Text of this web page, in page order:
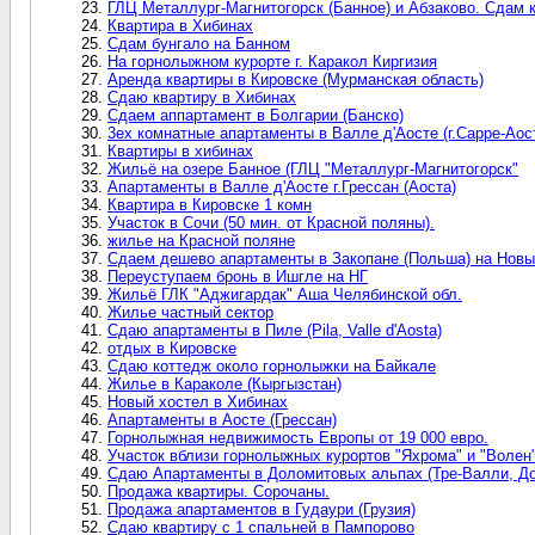
ГЛЦ Металлург-Магнитогорск (Банное) и Абзаково. Сдам
Квартира в Хибинах
Сдам бунгало на Банном
На горнолыжном курорте г. Каракол Киргизия
Аренда квартиры в Кировске (Мурманская область)
Сдаю квартиру в Хибинах
Сдаем аппартамент в Болгарии (Банско)
3ех комнатные апартаменты в Валле д'Аосте (г.Сарре-
Квартиры в хибинах
Жильё на озере Банное (ГЛЦ "Металлург-Магнитогорск"
Апартаменты в Валле д'Аосте г.Грессан (Аоста)
Квартира в Кировске 1 комн
Участок в Сочи (50 мин. от Красной поляны).
жилье на Красной поляне
Сдаем дешево апартаменты в Закопане (Польша) на
Переуступаем бронь в Ишгле на НГ
Жильё ГЛК "Аджигардак" Аша Челябинской обл.
Жилье частный сектор
Сдаю апартаменты в Пиле (Pila, Valle d'Aosta)
отдых в Кировске
Сдаю коттедж около горнолыжки на Байкале
Жилье в Караколе (Кыргызстан)
Новый хостел в Хибинах
Апартаменты в Аосте (Грессан)
Горнолыжная недвижимость Европы от 19 000 евро.
Участок вблизи горнолыжных курортов "Яхрома" и
Сдаю Апартаменты в Доломитовых альпах (Тре-Валли,
Продажа квартиры. Сорочаны.
Продажа апартаментов в Гудаури (Грузия)
Сдаю квартиру с 1 спальней в Пампорово